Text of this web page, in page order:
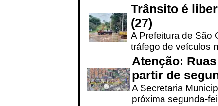
Trânsito é
(27)
A Prefeitura de São
tráfego de veículos
Atenção:
partir de
A Secretaria
próxima segunda-